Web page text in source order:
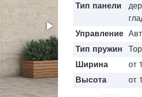
Тип панели
Управление
Тип пружин
Ширина
от
Высота
от